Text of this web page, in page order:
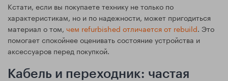
Кстати, если вы покупаете технику не только по
характеристикам, но и по надежности, может пригодиться
материал о том, чем refurbished отличается от rebuild. Это
помогает спокойнее оценивать состояние устройства и
аксессуаров перед покупкой.
Кабель и переходник: частая